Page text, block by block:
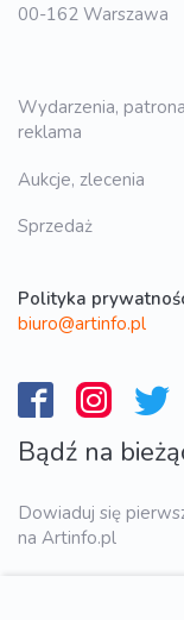
00-162 Warszawa
Wydarzenia,
reklama
Aukcje, zlecenia
Sprzedaż
Polityka
biuro@artinfo.pl
Bądź na
Dowiaduj się
na Artinfo.pl